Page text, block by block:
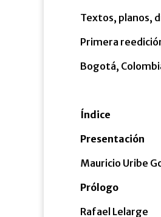
Textos, planos,
Primera
Bogotá,
Índice
Presentación
Mauricio Uribe
Prólogo
Rafael Lelarge